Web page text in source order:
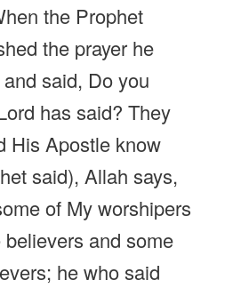
the Prophet
the prayer he
said, Do you
has said? They
His Apostle know
said), Allah says,
of My worshipers
and some
he who said